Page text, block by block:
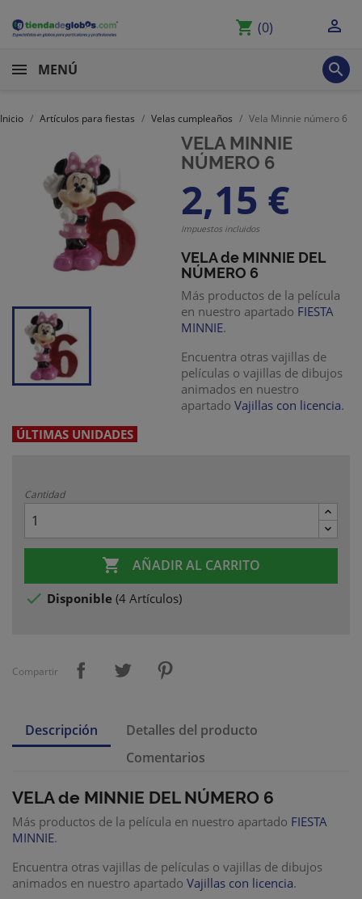
shopping_cart (0) 
MENÚ 
Inicio Artículos para fiestas Velas cumpleaños Vela Minnie número 6
VELA MINNIE
NÚMERO 6
2,15 €
Impuestos incluidos
VELA de MINNIE DEL
NÚMERO 6
Más productos de la película
en nuestro apartado FIESTA
MINNIE.
Encuentra otras vajillas de
películas o vajillas de dibujos
animados en nuestro
apartado Vajillas con licencia.
ÚLTIMAS UNIDADES
Cantidad
 AÑADIR AL CARRITO
 Disponible (4 Artículos)
Compartir
Descripción
Detalles del producto
Comentarios
VELA de MINNIE DEL NÚMERO 6
Más productos de la película en nuestro apartado FIESTA
MINNIE.
Encuentra otras vajillas de películas o vajillas de dibujos
animados en nuestro apartado Vajillas con licencia.